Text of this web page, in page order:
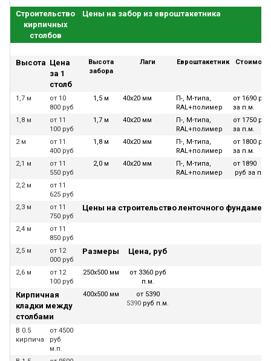
Строительство
кирпичных
столбов
Цены на забор из евроштакетника
Высота Цена
за 1
столб
Высота
забора
Лаги Евроштакетник
1,7 м
от 10
800 руб
1,5 м 40х20 мм
П-, М-типа,
RAL+полимер
от 1690 руб
за п.м.
1,8 м
от 11
100 руб
1,7 м 40х20 мм
П-, М-типа,
RAL+полимер
от 1750 руб
за п.м.
2 м
от 11
400 руб
1,8 м 40х20 мм
П-, М-типа,
RAL+полимер
от 1800 руб
за п.м.
2,1 м
от 11
550 руб
2,0 м 40х20 мм
П-, М-типа,
RAL+полимер
от 1890
руб за п.м.
2,2 м
от 11
625 руб
2,3 м
от 11
750 руб
Цены на строительство ленточного
2,4 м
от 11
850 руб
2,5 м
от 12
000 руб
Размеры Цена, руб
2,6 м
от 12
100 руб
250х500 мм
от 3360 руб
п.м.
Кирпичная
кладки между
столбами
400х500 мм
от 5390
5390 руб п.м.
В 0.5
кирпича
от 4500
руб
м.п.